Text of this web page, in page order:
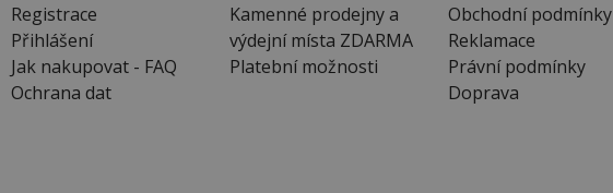
Registrace
Přihlášení
Jak nakupovat - FAQ
Ochrana dat
Kamenné prodejny a
výdejní místa ZDARMA
Platební možnosti
Obchodní podmínky
Reklamace
Právní podmínky
Doprava